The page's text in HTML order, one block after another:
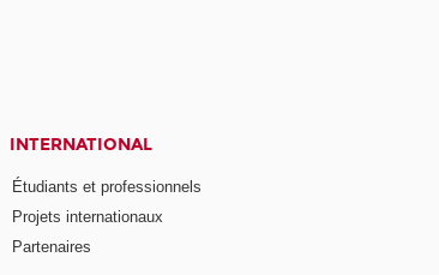
INTERNATIONAL
Étudiants et professionnels
Projets internationaux
Partenaires